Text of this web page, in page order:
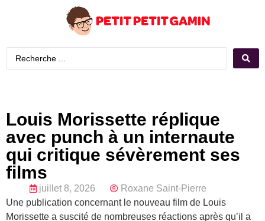
Louis Morissette réplique
avec punch à un internaute
qui critique sévèrement ses
films
juillet 8, 2026
Roxane Saint-Pierre
Une publication concernant le nouveau film de Louis
Morissette a suscité de nombreuses réactions après qu’il a